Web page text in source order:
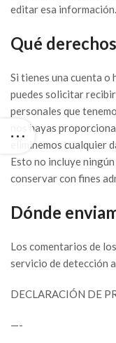
editar esa información.
Qué
Si tienes una cuenta o
puedes solicitar
personales que
nos hayas
eliminemos cualquier
Esto no incluye
conservar con fines
Dónde
Los comentarios de
servicio de detección
DECLARACIÓN DE
—-